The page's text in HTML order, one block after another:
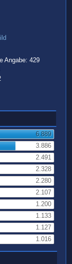
Angabe: 429
6.889
3.886
2.491
2.328
2.280
2.107
1.200
1.133
1.127
1.016